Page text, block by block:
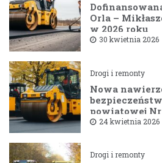
Orla –
w 2026 roku
30 kwietnia 2026
Drogi i remonty
Nowa
powiatowej Nr
Filipy
24 kwietnia 2026
Drogi i remonty